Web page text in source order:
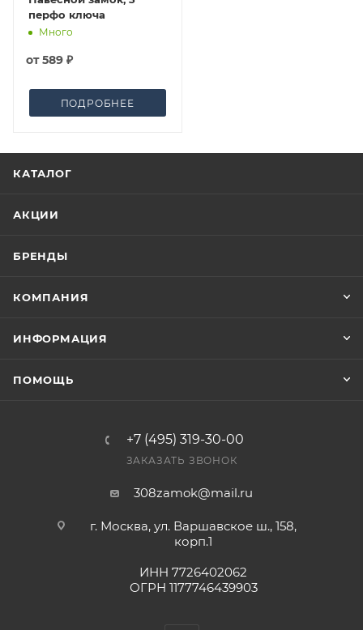
перфо ключа
Много
от589 ₽
ПОДРОБНЕЕ
КАТАЛОГ
АКЦИИ
БРЕНДЫ
КОМПАНИЯ
ИНФОРМАЦИЯ
ПОМОЩЬ
+7 (495) 319-30-00
ЗАКАЗАТЬ ЗВОНОК
308zamok@mail.ru
г. Москва, ул. Варшавское ш., 158,
корп.1
ИНН 7726402062
ОГРН 1177746439903